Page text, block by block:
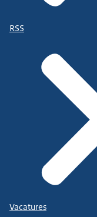
RSS
Vacatures